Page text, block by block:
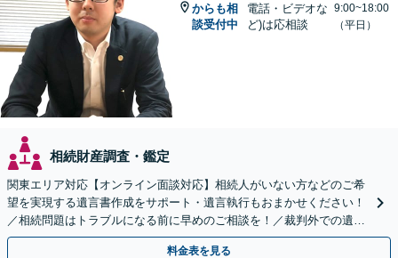
からも相
談受付中
電話・ビデオな
ど)は応相談
9:00~18:00
（平日）
相続財産調査・鑑定
関東エリア対応【オンライン面談対応】相続人がいない方などのご希
望を実現する遺言書作成をサポート・遺言執行もおまかせください！
／相続問題はトラブルになる前に早めのご相談を！／裁判外での遺産
分割協議の経験多数【完全個室】
料金表を見る